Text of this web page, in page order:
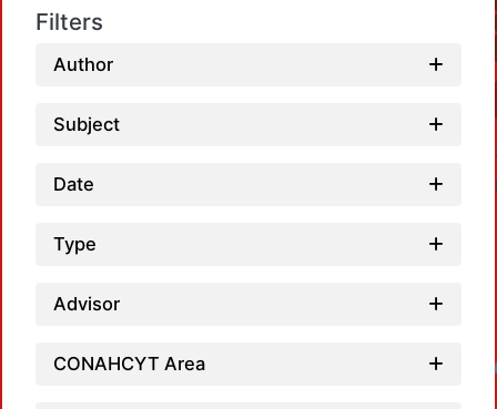
Filters
Author
Subject
Date
Type
Advisor
CONAHCYT Area